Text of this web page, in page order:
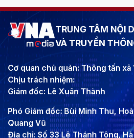
TRUNG TÂM NỘI
VÀ TRUYỀN
Cơ quan chủ quản: Thông tấn xã
Chịu trách nhiệm:
Giám đốc: Lê Xuân Thành
Phó Giám đốc: Bùi Minh Thu,
Quang Vũ
Địa chỉ: Số 33 Lê Thánh Tông,